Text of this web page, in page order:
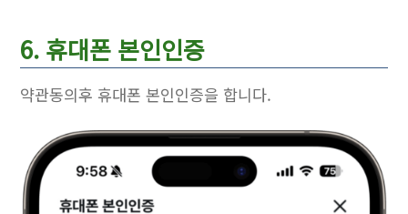
6. 휴대폰 본인인증
약관동의후 휴대폰 본인인증을 합니다.